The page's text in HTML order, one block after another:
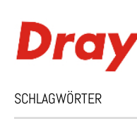
SCHLAGWÖRTER